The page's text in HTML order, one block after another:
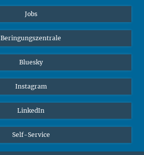
Jobs
Beringungszentrale
Bluesky
Instagram
LinkedIn
Self-Service